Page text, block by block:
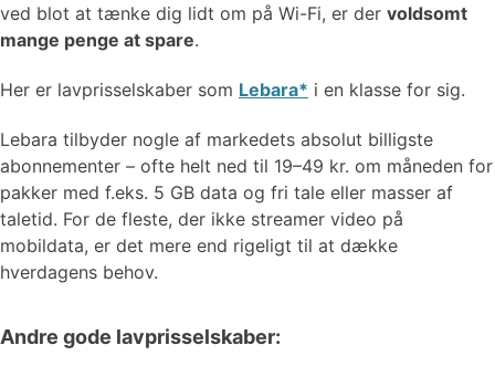
ved blot at tænke dig lidt om på Wi-Fi, er der voldsomt
mange penge at spare.
Her er lavprisselskaber som Lebara i en klasse for sig.
Lebara tilbyder nogle af markedets absolut billigste
abonnementer – ofte helt ned til 19–49 kr. om måneden for
pakker med f.eks. 5 GB data og fri tale eller masser af
taletid. For de fleste, der ikke streamer video på
mobildata, er det mere end rigeligt til at dække
hverdagens behov.
Andre gode lavprisselskaber: